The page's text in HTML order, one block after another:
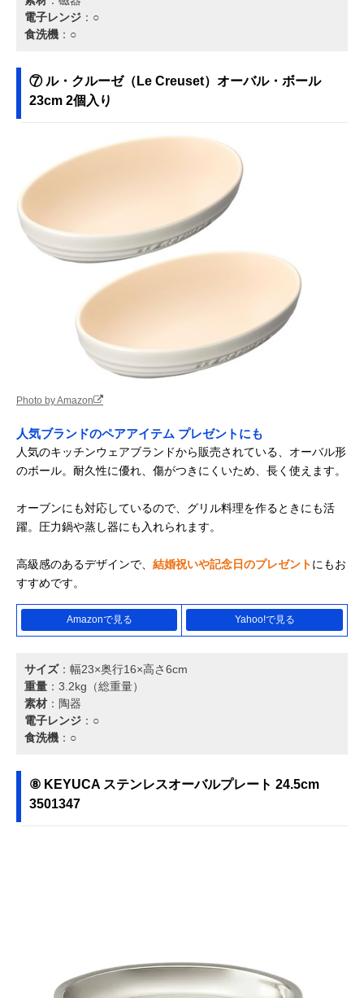
電子レンジ ：○
食洗機 ：○
⑦ ‎ル・クルーゼ（Le Creuset）オーバル・ボール
23cm 2個入り
Photo by Amazon
人気ブランドのペアアイテム プレゼントにも
人気のキッチンウェアブランドから販売されている、オーバル形
のボール。耐久性に優れ、傷がつきにくいため、長く使えます。
オーブンにも対応しているので、グリル料理を作るときにも活
躍。圧力鍋や蒸し器にも入れられます。
高級感のあるデザインで、 結婚祝いや記念日のプレゼントにもお
すすめです。
Amazonで見る Yahoo!で見る
サイズ：幅23×奥行16×高さ6cm
重量 ：3.2kg（総重量）
素材 ：陶器
電子レンジ ：○
食洗機 ：○
⑧ KEYUCA ステンレスオーバルプレート 24.5cm
3501347